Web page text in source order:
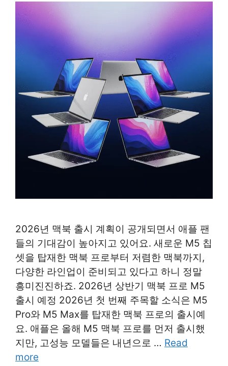
2026년 맥북 출시 계획이 공개되면서 애플 팬
들의 기대감이 높아지고 있어요. 새로운 M5 칩
셋을 탑재한 맥북 프로부터 저렴한 맥북까지,
다양한 라인업이 준비되고 있다고 하니 정말
흥미진진하죠. 2026년 상반기 맥북 프로 M5
출시 예정 2026년 첫 번째 주목할 소식은 M5
Pro와 M5 Max를 탑재한 맥북 프로의 출시예
요. 애플은 올해 M5 맥북 프로를 먼저 출시했
지만, 고성능 모델들은 내년으로 … Read
more